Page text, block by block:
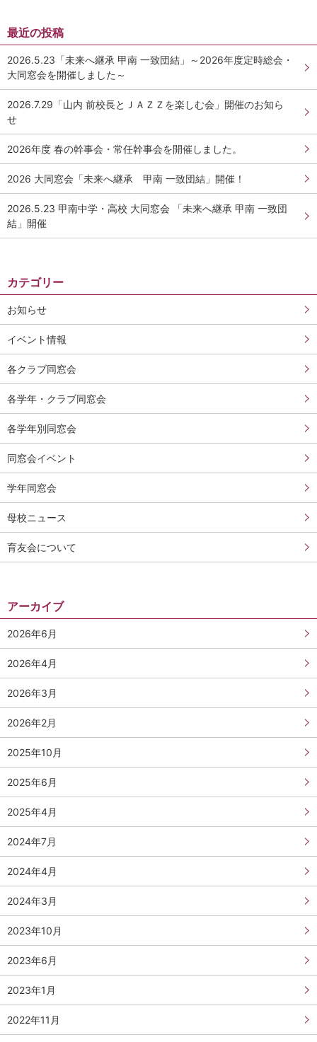
最近の投稿
2026.5.23「未来へ継承 甲南 一致団結」～2026年度定時総会・
大同窓会を開催しました～
2026.7.29「山内 前校長とＪＡＺＺを楽しむ会」開催のお知ら
せ
2026年度 春の幹事会・常任幹事会を開催しました。
2026 大同窓会「未来へ継承 甲南 一致団結」開催！
2026.5.23 甲南中学・高校 大同窓会 「未来へ継承 甲南 一致団
結」開催
カテゴリー
お知らせ
イベント情報
各クラブ同窓会
各学年・クラブ同窓会
各学年別同窓会
同窓会イベント
学年同窓会
母校ニュース
育友会について
アーカイブ
2026年6月
2026年4月
2026年3月
2026年2月
2025年10月
2025年6月
2025年4月
2024年7月
2024年4月
2024年3月
2023年10月
2023年6月
2023年1月
2022年11月